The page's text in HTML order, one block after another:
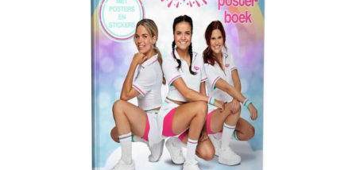
We gebruiken je gegevens om contact op te nemen, in
overeenstemming met onsprivacybeleid.